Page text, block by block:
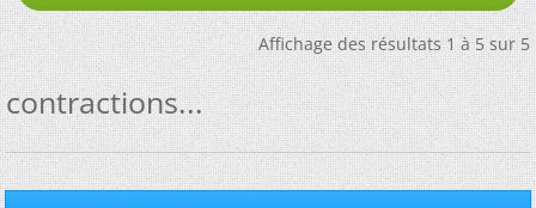
Affichage des résultats 1 à 5 sur 5
contractions...